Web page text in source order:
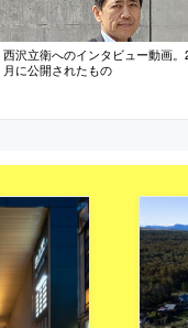
西沢立衛へのインタビュー動画。
月に公開されたもの